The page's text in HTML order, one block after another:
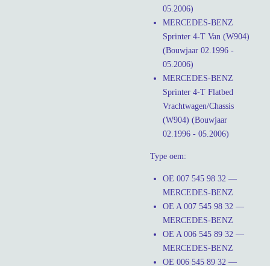
05.2006)
MERCEDES-BENZ
Sprinter 4-T Van (W904)
(Bouwjaar 02.1996 -
05.2006)
MERCEDES-BENZ
Sprinter 4-T Flatbed
Vrachtwagen/Chassis
(W904) (Bouwjaar
02.1996 - 05.2006)
Type oem:
OE 007 545 98 32 —
MERCEDES-BENZ
OE A 007 545 98 32 —
MERCEDES-BENZ
OE A 006 545 89 32 —
MERCEDES-BENZ
OE 006 545 89 32 —